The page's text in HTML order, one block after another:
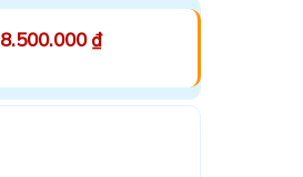
8.500.000₫